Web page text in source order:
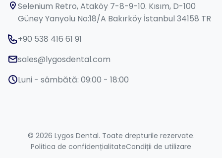
Selenium Retro, Ataköy 7-8-9-10. Kısım, D-100
Güney Yanyolu No:18/A Bakırköy İstanbul 34158 TR
+90 538 416 61 91
sales@lygosdental.com
Luni - sâmbătă: 09:00 - 18:00
© 2026 Lygos Dental. Toate drepturile rezervate.
Politica de confidențialitateCondiții de utilizare